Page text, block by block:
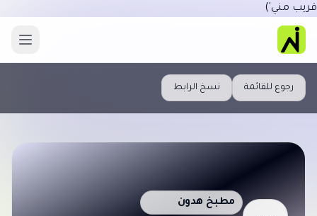
قريب مني')
رجوع للقائمة نسخ الرابط
مطبخ هدون